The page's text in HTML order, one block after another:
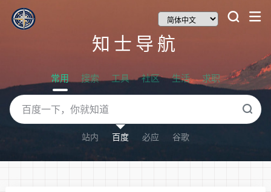
知士导航
常用 搜索 工具 社区 生活 求职
站内 百度 必应 谷歌